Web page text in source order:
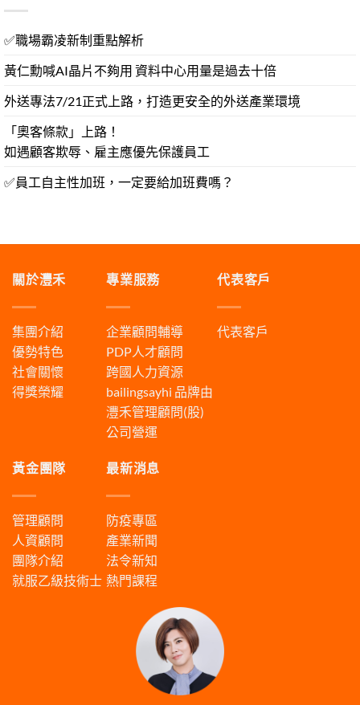
✅職場霸凌新制重點解析
黃仁勳喊AI晶片不夠用 資料中心用量是過去十倍
外送專法7/21正式上路，打造更安全的外送產業環境
「奧客條款」上路！
如遇顧客欺辱、雇主應優先保護員工
✅員工自主性加班，一定要給加班費嗎？
關於灃禾
集團介紹
優勢特色
社會關懷
得獎榮耀
專業服務
企業顧問輔導
PDP人才顧問
跨國人力資源
bailingsayhi 品牌由
灃禾管理顧問(股)
公司營運
代表客戶
代表客戶
黃金團隊
管理顧問
人資顧問
團隊介紹
就服乙級技術士
最新消息
防疫專區
產業新聞
法令新知
熱門課程